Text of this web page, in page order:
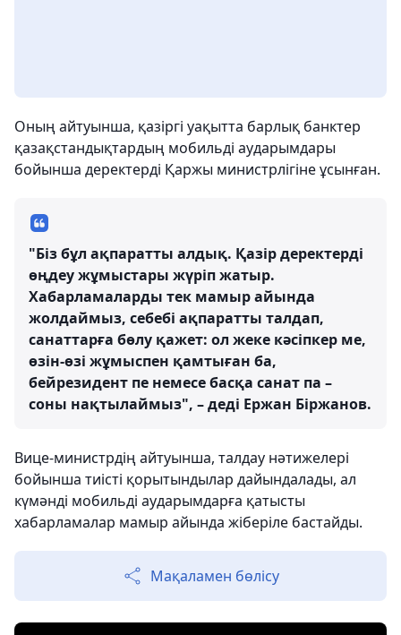
Оның айтуынша, қазіргі уақытта барлық банктер
қазақстандықтардың мобильді аударымдары
бойынша деректерді Қаржы министрлігіне ұсынған.
"Біз бұл ақпаратты алдық. Қазір деректерді
өңдеу жұмыстары жүріп жатыр.
Хабарламаларды тек мамыр айында
жолдаймыз, себебі ақпаратты талдап,
санаттарға бөлу қажет: ол жеке кәсіпкер ме,
өзін-өзі жұмыспен қамтыған ба,
бейрезидент пе немесе басқа санат па –
соны нақтылаймыз", – деді Ержан Біржанов.
Вице-министрдің айтуынша, талдау нәтижелері
бойынша тиісті қорытындылар дайындалады, ал
күмәнді мобильді аударымдарға қатысты
хабарламалар мамыр айында жіберіле бастайды.
Мақаламен бөлісу